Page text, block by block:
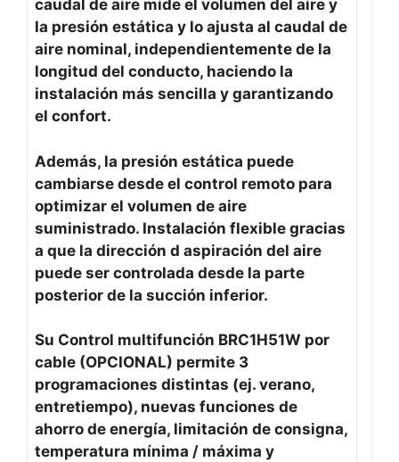
caudal de aire mide el volumen del aire y
la presión estática y lo ajusta al caudal de
aire nominal, independientemente de la
longitud del conducto, haciendo la
instalación más sencilla y garantizando
el confort.
Además, la presión estática puede
cambiarse desde el control remoto para
optimizar el volumen de aire
suministrado. Instalación flexible gracias
a que la dirección d aspiración del aire
puede ser controlada desde la parte
posterior de la succión inferior.
Su Control multifunción BRC1H51W por
cable (OPCIONAL) permite 3
programaciones distintas (ej. verano,
entretiempo), nuevas funciones de
ahorro de energía, limitación de consigna,
temperatura mínima / máxima y